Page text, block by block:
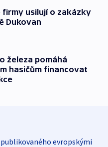
firmy usilují o zakázky
Dukovan
železa pomáhá
hasičům financovat
publikovaného evropskými